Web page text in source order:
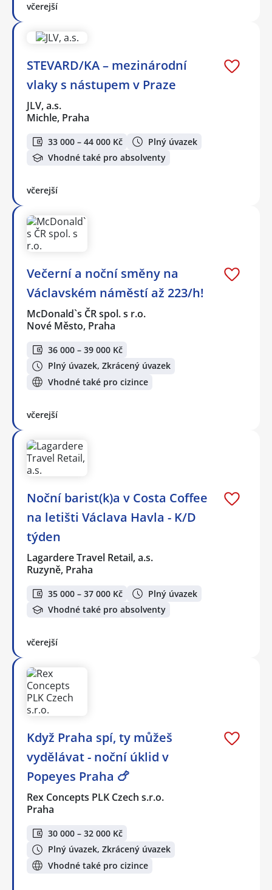
včerejší
STEVARD/KA – mezinárodní
vlaky s nástupem v Praze
JLV, a.s.
Michle, Praha
33 000 – 44 000 Kč
Plný úvazek
Vhodné také pro absolventy
včerejší
Večerní a noční směny na
Václavském náměstí až 223/h!
McDonald`s ČR spol. s r.o.
Nové Město, Praha
36 000 – 39 000 Kč
Plný úvazek, Zkrácený úvazek
Vhodné také pro cizince
včerejší
Noční barist(k)a v Costa Coffee
na letišti Václava Havla - K/D
týden
Lagardere Travel Retail, a.s.
Ruzyně, Praha
35 000 – 37 000 Kč
Plný úvazek
Vhodné také pro absolventy
včerejší
Když Praha spí, ty můžeš
vydělávat - noční úklid v
Popeyes Praha 🍗
Rex Concepts PLK Czech s.r.o.
Praha
30 000 – 32 000 Kč
Plný úvazek, Zkrácený úvazek
Vhodné také pro cizince